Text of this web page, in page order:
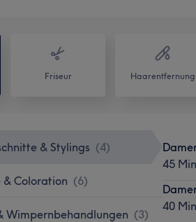
Friseur Haarentfernung
& Stylings (4)
& Coloration (6)
Wimpernbehandlungen (3)
45
40